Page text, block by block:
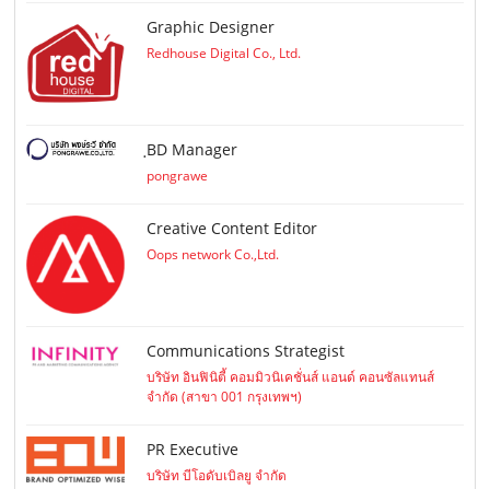
Graphic Designer
Redhouse Digital Co., Ltd.
ฺBD Manager
pongrawe
Creative Content Editor
Oops network Co.,Ltd.
Communications Strategist
บริษัท อินฟินิตี้ คอมมิวนิเคชั่นส์ แอนด์ คอนซัลแทนส์
จำกัด (สาขา 001 กรุงเทพฯ)
PR Executive
บริษัท บีโอดับเบิลยู จำกัด